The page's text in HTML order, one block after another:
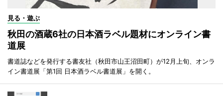
見る・遊ぶ
秋田の酒蔵6社の日本酒ラベル題材にオンライン書
道展
書道誌などを発行する書友社（秋田市山王沼田町）が12月上旬、オンラ
イン書道展「第1回 日本酒ラベル書道展」を開く。